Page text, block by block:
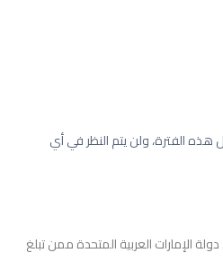
الفترة، ولن يتم النظر في أي
الإمارات العربية المتحدة ممن تبلغ